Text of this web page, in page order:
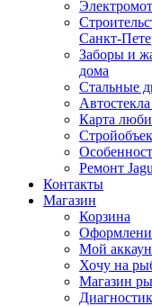
Санкт-
Заборы и
дома
Стальные
Карта
Ремонт
Контакты
Магазин
Корзина
Мой
Хочу на
Магазин